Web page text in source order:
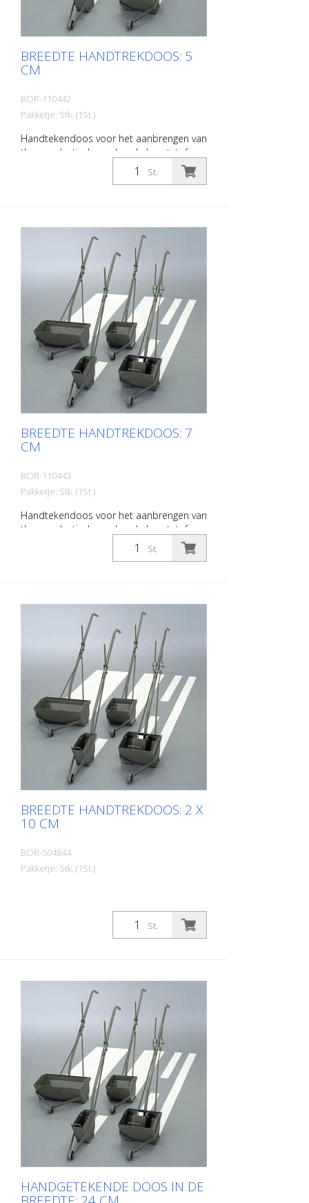
BREEDTE HANDTREKDOOS: 5
CM
BOR-110442
Pakketje: Stk. (1St.)
Handtekendoos voor het aanbrengen van
thermoplastische en koude kunststof
materialen. Breedte: 5 cm
St.
BREEDTE HANDTREKDOOS: 7
CM
BOR-110443
Pakketje: Stk. (1St.)
Handtekendoos voor het aanbrengen van
thermoplastische en koude kunststof
materialen. Breedte: 7 cm
St.
BREEDTE HANDTREKDOOS: 2 X
10 CM
BOR-504844
Pakketje: Stk. (1St.)
St.
HANDGETEKENDE DOOS IN DE